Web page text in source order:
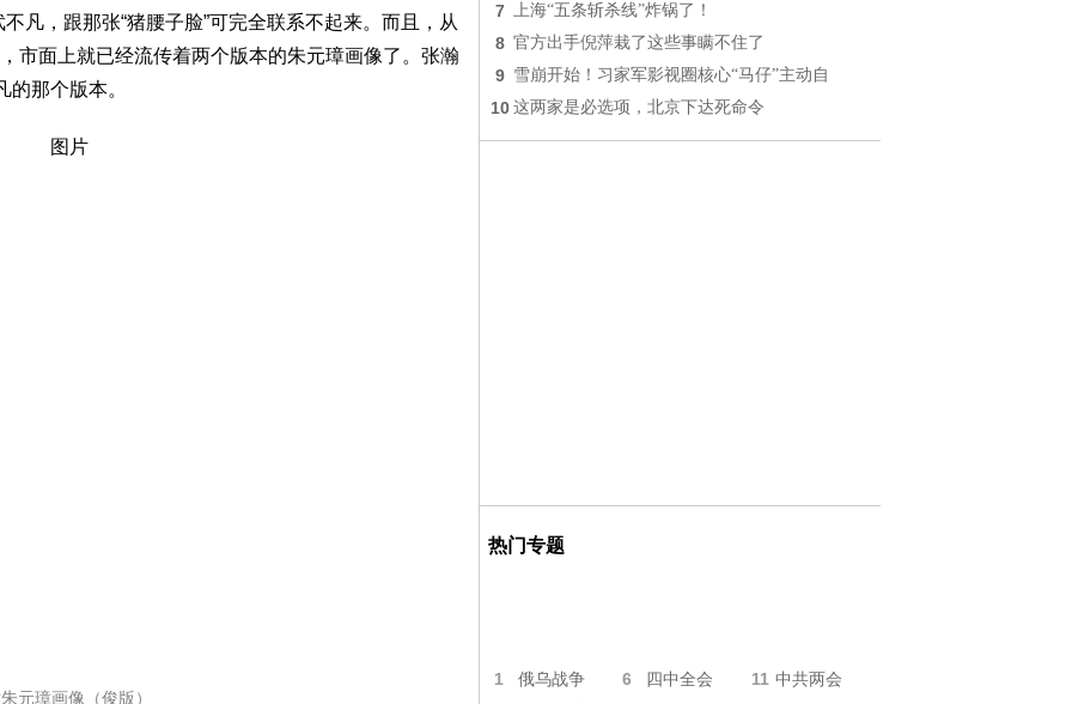
凡，跟那张“猪腰子脸”可完全联系不起来。而且，从
市面上就已经流传着两个版本的朱元璋画像了。张瀚
的那个版本。
元璋画像（俊版）
7 上海“五条斩杀线”炸锅了！
8 官方出手倪萍栽了这些事瞒不住了
9 雪崩开始！习家军影视圈核心“马仔”主动自
10 这两家是必选项，北京下达死命令
热门专题
1 俄乌战争 6 四中全会 11 中共两会